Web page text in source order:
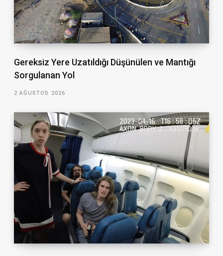
Gereksiz Yere Uzatıldığı Düşünülen ve Mantığı
Sorgulanan Yol
2 AĞUSTOS 2026